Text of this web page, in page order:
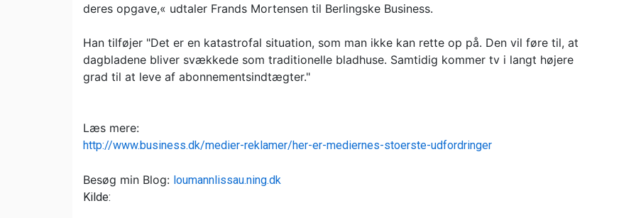
deres opgave,« udtaler Frands Mortensen til Berlingske Business.
Han tilføjer "Det er en katastrofal situation, som man ikke kan rette op på. Den vil føre til, at
dagbladene bliver svækkede som traditionelle bladhuse. Samtidig kommer tv i langt højere
grad til at leve af abonnementsindtægter."
Læs mere:
http://www.business.dk/medier-reklamer/her-er-mediernes-stoerste-udfordringer
Besøg min Blog: loumannlissau.ning.dk
Kilde: